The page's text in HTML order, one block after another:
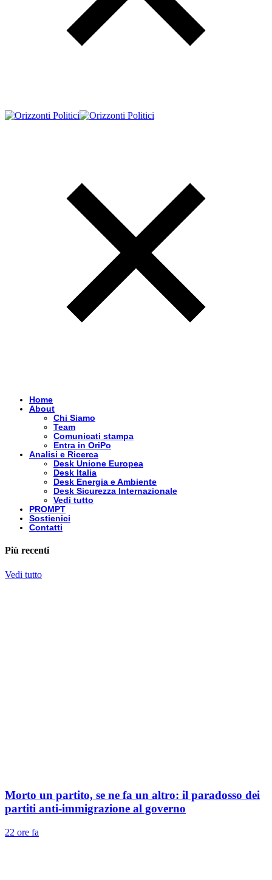
Home
About
Chi Siamo
Team
Comunicati stampa
Entra in OriPo
Analisi e Ricerca
Desk Unione Europea
Desk Italia
Desk Energia e Ambiente
Desk Sicurezza Internazionale
Vedi tutto
PROMPT
Sostienici
Contatti
Più recenti
Vedi tutto
Morto un partito, se ne fa un altro: il paradosso dei
partiti anti-immigrazione al governo
22 ore fa